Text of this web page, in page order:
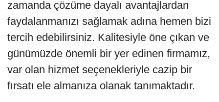
zamanda çözüme dayalı avantajlardan
faydalanmanızı sağlamak adına hemen bizi
tercih edebilirsiniz. Kalitesiyle öne çıkan ve
günümüzde önemli bir yer edinen firmamız,
var olan hizmet seçenekleriyle cazip bir
fırsatı ele almanıza olanak tanımaktadır.